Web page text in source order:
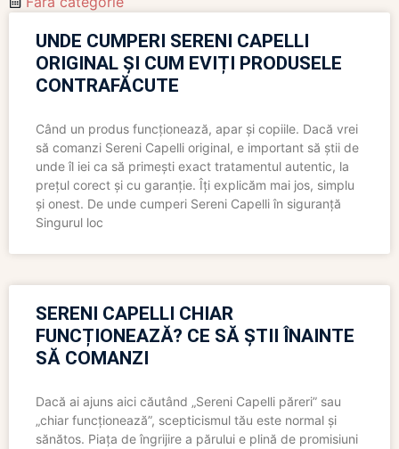
UNDE CUMPERI SERENI CAPELLI
ORIGINAL ȘI CUM EVIȚI PRODUSELE
CONTRAFĂCUTE
Când un produs funcționează, apar și copiile. Dacă vrei
să comanzi Sereni Capelli original, e important să știi de
unde îl iei ca să primești exact tratamentul autentic, la
prețul corect și cu garanție. Îți explicăm mai jos, simplu
și onest. De unde cumperi Sereni Capelli în siguranță
Singurul loc
SERENI CAPELLI CHIAR
FUNCȚIONEAZĂ? CE SĂ ȘTII ÎNAINTE
SĂ COMANZI
Dacă ai ajuns aici căutând „Sereni Capelli păreri” sau
„chiar funcționează”, scepticismul tău este normal și
sănătos. Piața de îngrijire a părului e plină de promisiuni